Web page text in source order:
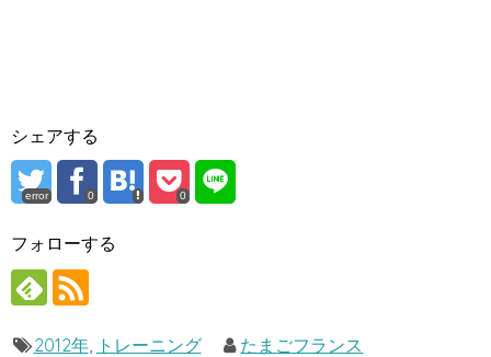
シェアする
error 0 0
フォローする
2012年, トレーニング たまごフランス